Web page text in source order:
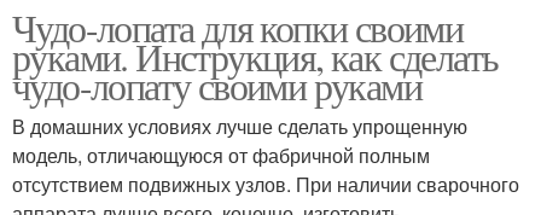
приспособления
Лопата для огорода
Штыковые лопаты Лопаты для копания
Чудо-лопата для копки своими
руками. Инструкция, как сделать
чудо-лопату своими руками
В домашних условиях лучше сделать упрощенную
модель, отличающуюся от фабричной полным
отсутствием подвижных узлов. При наличии сварочного